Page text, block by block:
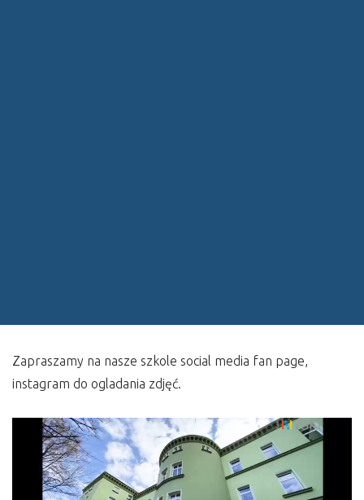
Zapraszamy na nasze szkole social media fan page,
instagram do ogladania zdjęć.